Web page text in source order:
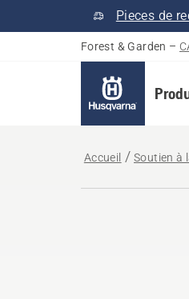
Pieces de
Forest & Garden –
Accueil Soutien à